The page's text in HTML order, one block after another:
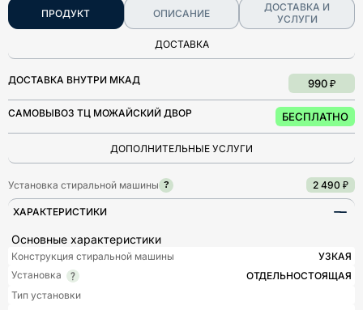
ПРОДУКТ ОПИСАНИЕ
ДОСТАВКА И
УСЛУГИ
ДОСТАВКА
ДОСТАВКА ВНУТРИ МКАД 990 ₽
САМОВЫВОЗ ТЦ МОЖАЙСКИЙ ДВОР БЕСПЛАТНО
ДОПОЛНИТЕЛЬНЫЕ УСЛУГИ
Установка стиральной машины ? 2 490 ₽
ХАРАКТЕРИСТИКИ
Основные характеристики
Конструкция стиральной машины
УЗКАЯ
Установка
ОТДЕЛЬНОСТОЯЩАЯ
Тип установки